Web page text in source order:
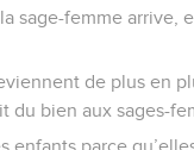
sage-femme arrive,
de plus en
du bien aux sages-
enfants parce